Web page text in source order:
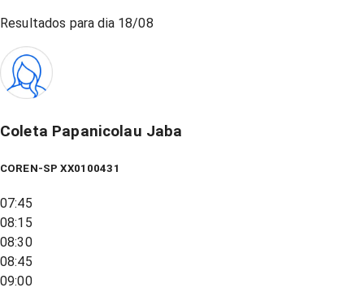
Resultados para dia 18/08
Coleta Papanicolau Jaba
COREN-SP XX0100431
07:45
08:15
08:30
08:45
09:00